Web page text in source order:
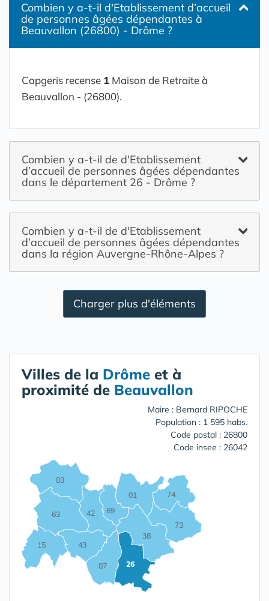
Combien y a-t-il d'Etablissement d’accueil
de personnes âgées dépendantes à
Beauvallon (26800) - Drôme ?
Capgeris recense 1 Maison de Retraite à
Beauvallon - (26800).
Combien y a-t-il de d'Etablissement
d’accueil de personnes âgées dépendantes
dans le département 26 - Drôme ?
Combien y a-t-il de d'Etablissement
d’accueil de personnes âgées dépendantes
dans la région Auvergne-Rhône-Alpes ?
Charger plus d'éléments
Villes de la Drôme et à
proximité de Beauvallon
Maire : Bernard RIPOCHE
Population : 1 595 habs.
Code postal : 26800
Code insee : 26042
01
03
07
15
26
38
42
43
63
69
73
74